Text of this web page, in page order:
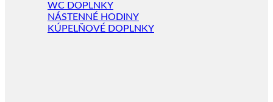
WC DOPLNKY
NÁSTENNÉ HODINY
KÚPELŇOVÉ DOPLNKY